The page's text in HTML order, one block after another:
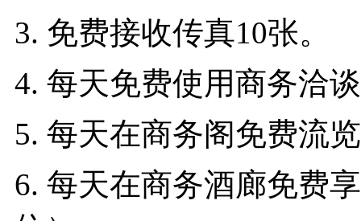
3. 免费接收传真10张。
4. 每天免费使用商务洽
5. 每天在商务阁免费流
6. 每天在商务酒廊免费